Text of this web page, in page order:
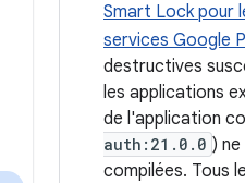
Smart Lock pour
services Google
destructives
les applications
de l'application
auth:21.0.0 )
compilées. Tous